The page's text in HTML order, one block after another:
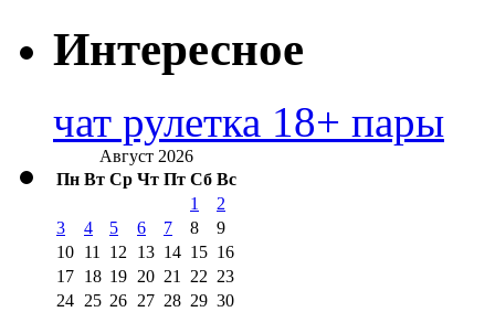
Интересное
чат рулетка 18+ пары
Август 2026
Пн Вт Ср Чт Пт Сб Вс
1
2
3
4 5 6 7 8
9
10 11 12 13 14 15 16
17 18 19 20 21 22 23
24 25 26 27 28 29 30